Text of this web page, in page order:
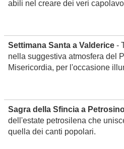
abili nel creare dei veri
Settimana Santa a Valderice -
nella suggestiva atmosfera del
Misericordia, per l'occasione
Sagra della Sfincia a
dell'estate petrosilena che
quella dei canti popolari.